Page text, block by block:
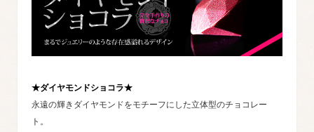
★ダイヤモンドショコラ★
永遠の輝きダイヤモンドをモチーフにした立体型のチョコレー
ト。